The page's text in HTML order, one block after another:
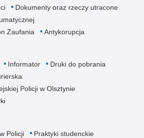
Dokumenty oraz rzeczy utracone
Zaufania
Antykorupcja
Informator
Druki do pobrania
Policji w Olsztynie
Policji Praktyki studenckie